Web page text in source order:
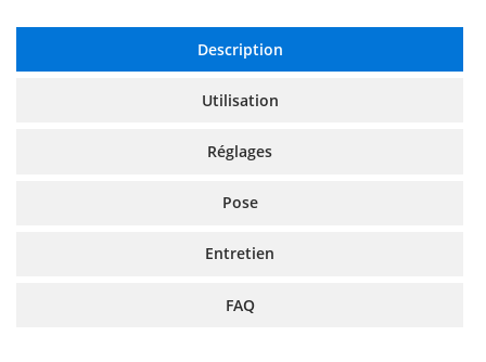
Description
Utilisation
Réglages
Pose
Entretien
FAQ